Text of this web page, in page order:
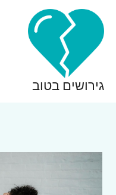
לתוכן
גירושים בטוב